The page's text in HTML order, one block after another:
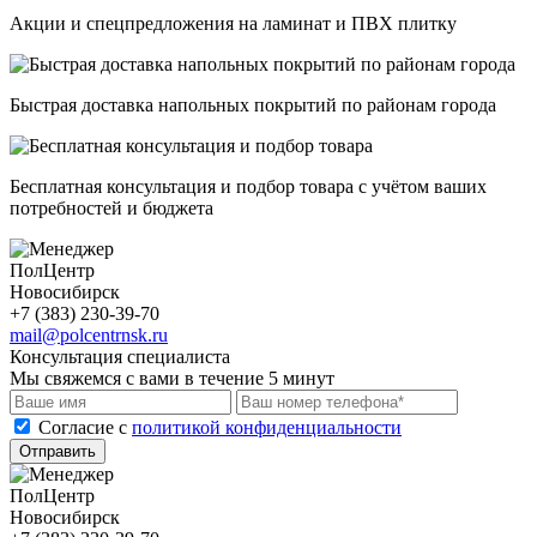
Акции и спецпредложения на ламинат и ПВХ плитку
Быстрая доставка напольных покрытий по районам города
Бесплатная консультация и подбор товара с учётом ваших
потребностей и бюджета
ПолЦентр
Новосибирск
+7 (383) 230-39-70
mail@polcentrnsk.ru
Консультация специалиста
Мы свяжемся с вами в течение 5 минут
Cогласие с политикой конфиденциальности
Отправить
ПолЦентр
Новосибирск